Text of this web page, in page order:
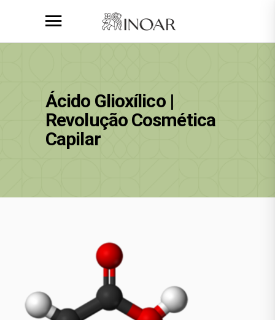
Ácido Glioxílico |
Revolução Cosmética
Capilar